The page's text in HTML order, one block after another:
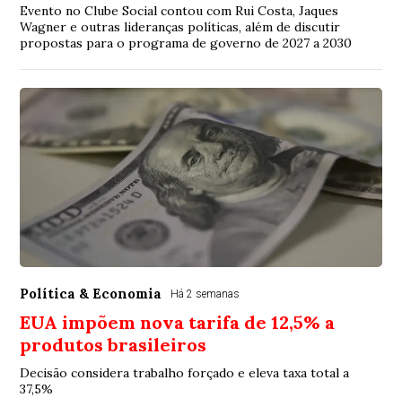
Evento no Clube Social contou com Rui Costa, Jaques
Wagner e outras lideranças políticas, além de discutir
propostas para o programa de governo de 2027 a 2030
Política & Economia Há 2 semanas
EUA impõem nova tarifa de 12,5% a
produtos brasileiros
Decisão considera trabalho forçado e eleva taxa total a
37,5%